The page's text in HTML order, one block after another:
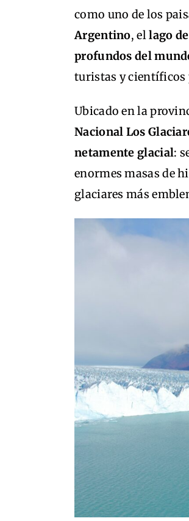
como uno de los
Argentino, ellago
profundos del
turistas y científicos
Ubicado en la
Nacional Los
netamente glacial:
enormes masas de
glaciares más